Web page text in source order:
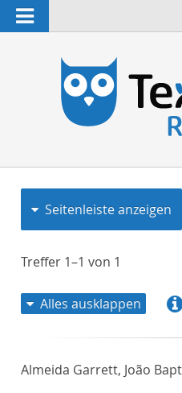
Navigation
Seitenleiste anzeigen
Treffer 1–1 von 1
Alles ausklappen
Almeida Garrett, João